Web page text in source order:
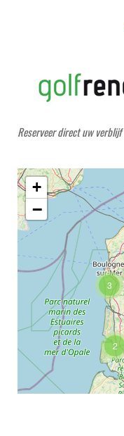
Reserveer direct uw verblijf
2
3
+
−